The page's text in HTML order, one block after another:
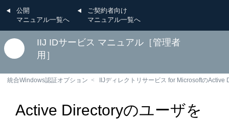
公開
マニュアル一覧へ
ご契約者向け
マニュアル一覧へ
IIJ IDサービス マニュアル［管理者
用］
統合Windows認証オプション IIJディレクトリサービス for Microsoftの
Active Directoryのユーザを